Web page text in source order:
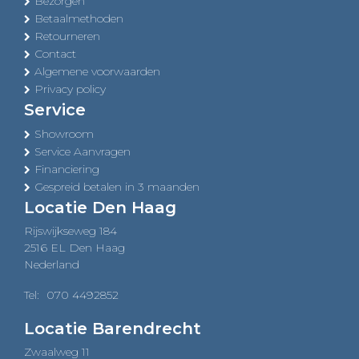
Betaalmethoden
Retourneren
Contact
Algemene voorwaarden
Privacy policy
Service
Showroom
Service Aanvragen
Financiering
Gespreid betalen in 3 maanden
Locatie Den Haag
Rijswijkseweg 184
2516 EL Den Haag
Nederland
Tel: 070 4492852
Locatie Barendrecht
Zwaalweg 11